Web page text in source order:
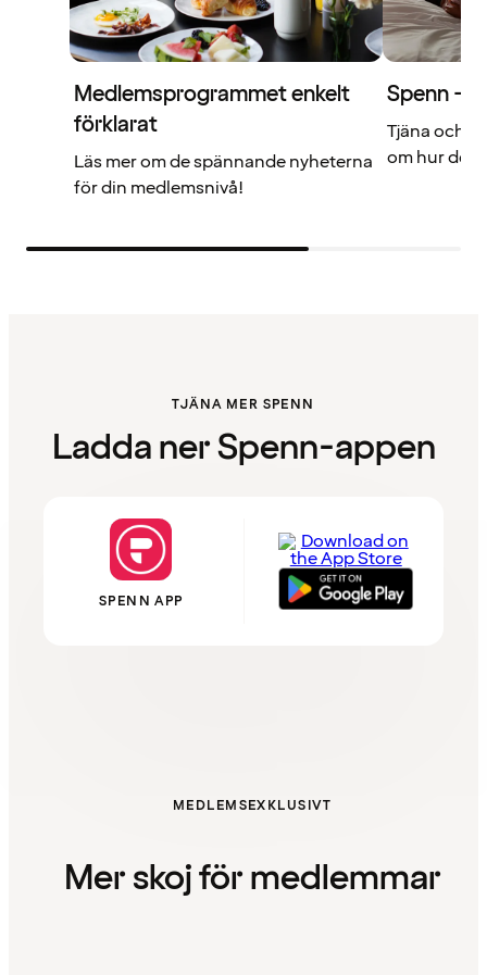
Medlemsprogrammet enkelt
förklarat
Läs mer om de spännande nyheterna
för din medlemsnivå!
Spenn –
Tjäna och
om hur det
TJÄNA MER SPENN
Ladda ner Spenn-appen
SPENN APP
MEDLEMSEXKLUSIVT
Mer skoj för medlemmar